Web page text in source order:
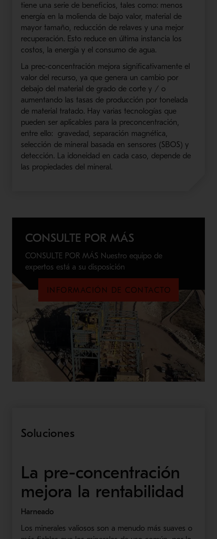
tiene una serie de beneficios, tales como: menos
energía en la molienda de bajo valor, material de
mayor tamaño, reducción de relaves y una mejor
recuperación. Esto reduce en última instancia los
costos, la energía y el consumo de agua.
La prec-concentración mejora significativamente el
valor del recurso, ya que genera un cambio por
debajo del material de grado de corte y / o
aumentando las tasas de producción por tonelada
de material tratado. Hay varias tecnologías que
pueden ser aplicables para la preconcentración,
entre ello:
gravedad, separación magnética,
selección de mineral basada en sensores (SBOS) y
detección. La idoneidad en cada caso, depende de
las propiedades del mineral.
CONSULTE POR MÁS
CONSULTE POR MÁS Nuestro equipo de
expertos está a su disposición
INFORMACIÓN DE CONTACTO
Soluciones
La pre-concentración
mejora la rentabilidad
Los minerales valiosos son a menudo más suaves o